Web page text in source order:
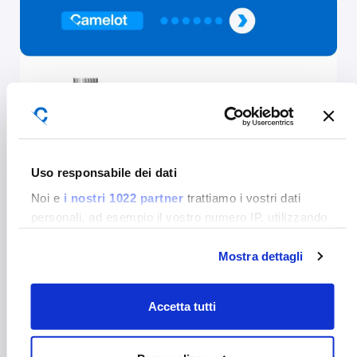
Uso responsabile dei dati
Noi e i nostri 1022 partnertrattiamo i vostri dati
personali, ad esempio il vostro numero IP, utilizzando
alle informazioni sul vostro dispositivo al fine di
e sviluppare i servizi. Avete la possibilità di scegliere
chi utilizza i vostri dati e per quali scopi. Le vostre
Mostra dettagli
Accetta tutti
Bilancio partecipativo digitale: il caso Vallelaghi